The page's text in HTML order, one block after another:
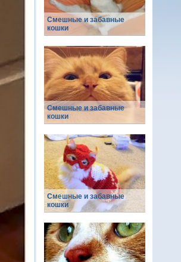
Смешные и забавные
кошки
Смешные и забавные
кошки
Смешные и забавные
кошки